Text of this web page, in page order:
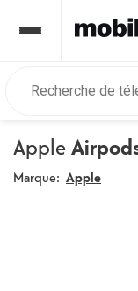
Apple
Marque: Apple